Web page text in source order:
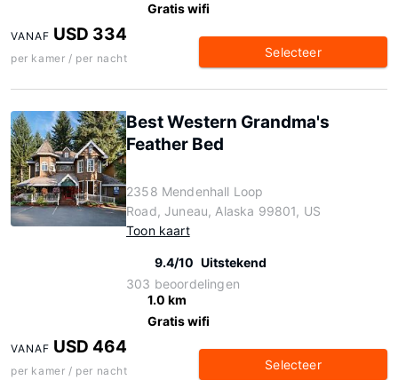
Gratis wifi
VANAF USD 334
per kamer / per nacht Selecteer
Best Western Grandma's
Feather Bed
2358 Mendenhall Loop
Road, Juneau, Alaska 99801, US
Toon kaart
9.4/10 Uitstekend
303 beoordelingen
1.0 km
Gratis wifi
VANAF USD 464
per kamer / per nacht Selecteer